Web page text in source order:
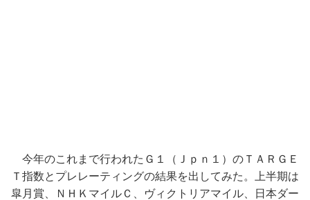
今年のこれまで行われたＧ１（Ｊｐｎ１）のＴＡＲＧＥ
Ｔ指数とプレレーティングの結果を出してみた。上半期は
皐月賞、ＮＨＫマイルＣ、ヴィクトリアマイル、日本ダー